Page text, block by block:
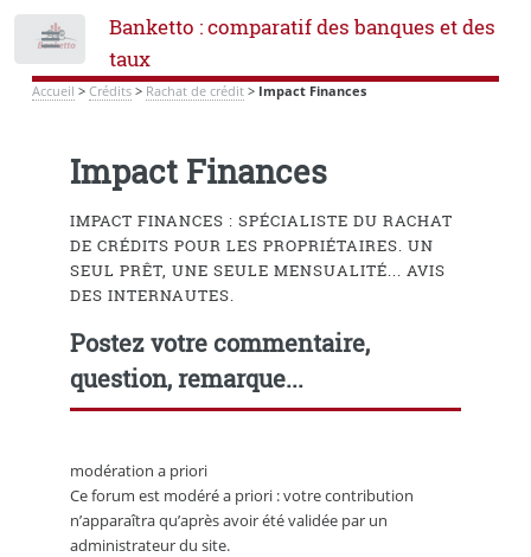
Banketto : comparatif des banques et des
taux
Accueil > Crédits> Rachat de crédit> Impact Finances
Impact Finances
IMPACT FINANCES : SPÉCIALISTE DU RACHAT
DE CRÉDITS POUR LES PROPRIÉTAIRES. UN
SEUL PRÊT, UNE SEULE MENSUALITÉ... AVIS
DES INTERNAUTES.
Postez votre commentaire,
question, remarque...
modération a priori
Ce forum est modéré a priori : votre contribution
n’apparaîtra qu’après avoir été validée par un
administrateur du site.